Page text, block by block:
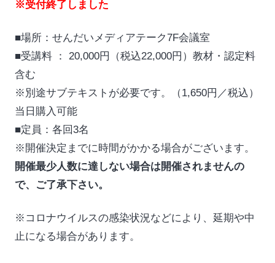
※受付終了しました
■場所：せんだいメディアテーク7F会議室
■受講料 ： 20,000円（税込22,000円）教材・認定料
含む
※別途サブテキストが必要です。（1,650円／税込）
当日購入可能
■定員：各回3名
※開催決定までに時間がかかる場合がございます。
開催最少人数に達しない場合は開催されませんの
で、ご了承下さい。
※コロナウイルスの感染状況などにより、延期や中
止になる場合があります。